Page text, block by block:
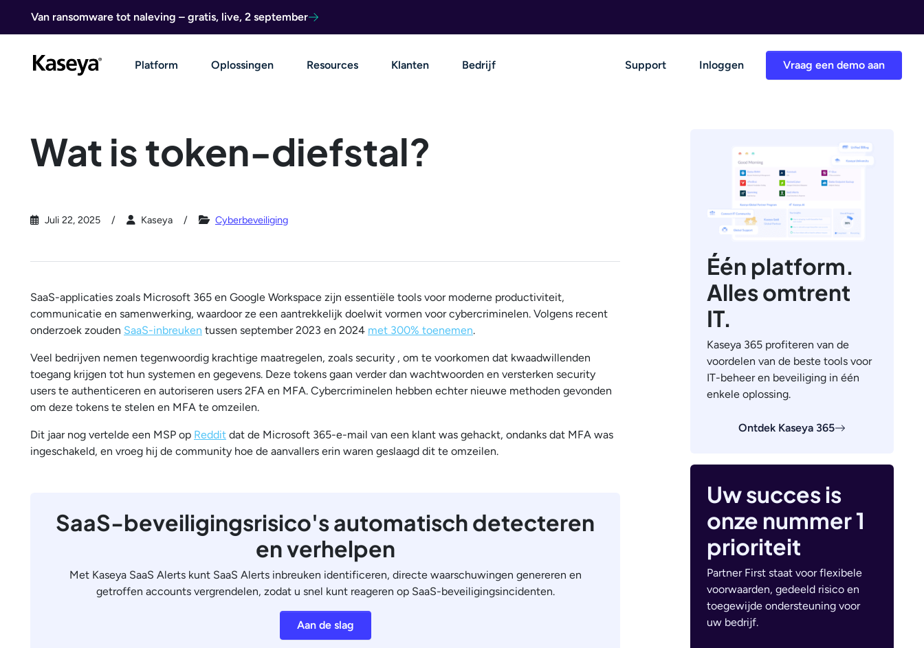
Van ransomware tot naleving – gratis, live, 2 september
Vraag een demo aan
Platform Oplossingen Resources Klanten Bedrijf Support Inloggen
Wat is token-diefstal?
Juli 22, 2025 Kaseya Cyberbeveiliging
SaaS-applicaties zoals Microsoft 365 en Google Workspace zijn essentiële tools voor moderne productiviteit,
communicatie en samenwerking, waardoor ze een aantrekkelijk doelwit vormen voor cybercriminelen. Volgens recent
onderzoek zouden SaaS-inbreuken tussen september 2023 en 2024 met 300% toenemen.
Veel bedrijven nemen tegenwoordig krachtige maatregelen, zoals security , om te voorkomen dat kwaadwillenden
toegang krijgen tot hun systemen en gegevens. Deze tokens gaan verder dan wachtwoorden en versterken security
users te authenticeren en autoriseren users 2FA en MFA. Cybercriminelen hebben echter nieuwe methoden gevonden
om deze tokens te stelen en MFA te omzeilen.
Dit jaar nog vertelde een MSP op Reddit dat de Microsoft 365-e-mail van een klant was gehackt, ondanks dat MFA was
ingeschakeld, en vroeg hij de community hoe de aanvallers erin waren geslaagd dit te omzeilen.
SaaS-beveiligingsrisico's automatisch detecteren
en verhelpen
Met Kaseya SaaS Alerts kunt SaaS Alerts inbreuken identificeren, directe waarschuwingen genereren en
getroffen accounts vergrendelen, zodat u snel kunt reageren op SaaS-beveiligingsincidenten.
Aan de slag
Één platform.
Alles omtrent
IT.
Kaseya 365 profiteren van de
voordelen van de beste tools voor
IT-beheer en beveiliging in één
enkele oplossing.
Ontdek Kaseya 365
Uw succes is
onze nummer 1
prioriteit
Partner First staat voor flexibele
voorwaarden, gedeeld risico en
toegewijde ondersteuning voor
uw bedrijf.